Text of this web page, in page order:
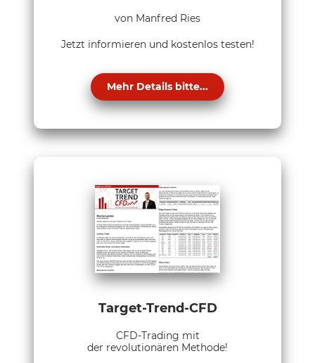
von Manfred Ries
Jetzt informieren und kostenlos testen!
Mehr Details bitte...
Target-Trend-CFD
CFD-Trading mit
der revolutionären Methode!